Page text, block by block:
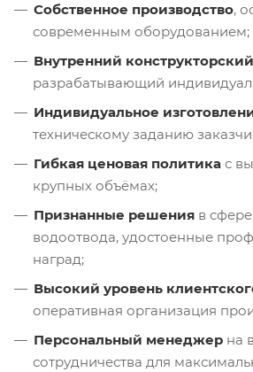
Собственное производство,
современным оборудованием;
Внутренний
разрабатывающий
Индивидуальное
техническому заданию
Гибкая ценовая политика с
крупных объёмах;
Признанные решения в
водоотвода, удостоенные
наград;
Высокий уровень
оперативная организация
Персональный менеджер на
сотрудничества для